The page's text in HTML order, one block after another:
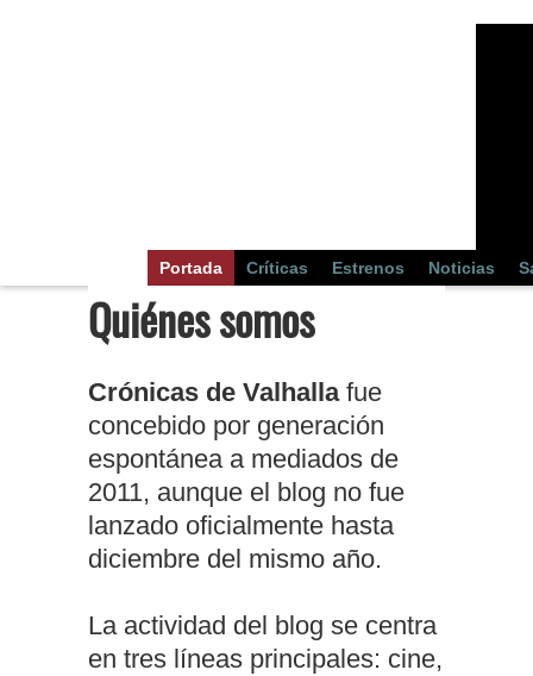
Portada Críticas Estrenos Noticias
Quiénes somos
Crónicas de Valhallafue
concebido por generación
espontánea a mediados de
2011, aunque el blog no fue
lanzado oficialmente hasta
diciembre del mismo año.
La actividad del blog se centra
en tres líneas principales: cine,